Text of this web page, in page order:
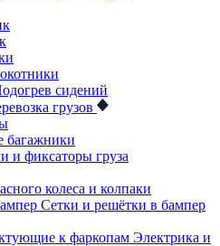
сидений
грузов
багажники
и фиксаторы груза
колеса и колпаки
Сетки и решётки в бампер
Электрика и